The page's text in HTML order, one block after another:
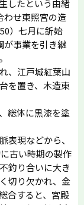
したという由緒
わせ東照宮の造
）七月に釿始
が事業を引き継
、江戸城紅葉山
を置き、木造東
総体に黒漆を塗
表現などから、
古い時期の製作
釣り合いに大き
切り欠かれ、金
合すると、宮殿